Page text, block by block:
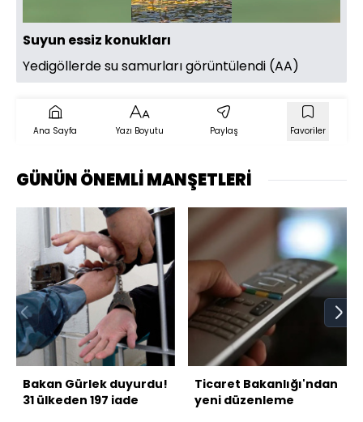
Aç
Hızı
Suyun essiz konukları
Yedigöllerde su samurları görüntülendi (AA)
Ana Sayfa Yazı Boyutu Paylaş Favoriler
GÜNÜN ÖNEMLİ MANŞETLERİ
Bakan Gürlek duyurdu!
31 ülkeden 197 iade
Ticaret Bakanlığı'ndan
yeni düzenleme